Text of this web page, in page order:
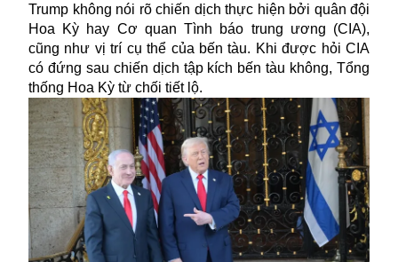
Trump không nói rõ chiến dịch thực hiện bởi quân đội
Hoa Kỳ hay Cơ quan Tình báo trung ương (CIA),
cũng như vị trí cụ thể của bến tàu. Khi được hỏi CIA
có đứng sau chiến dịch tập kích bến tàu không, Tổng
thống Hoa Kỳ từ chối tiết lộ.